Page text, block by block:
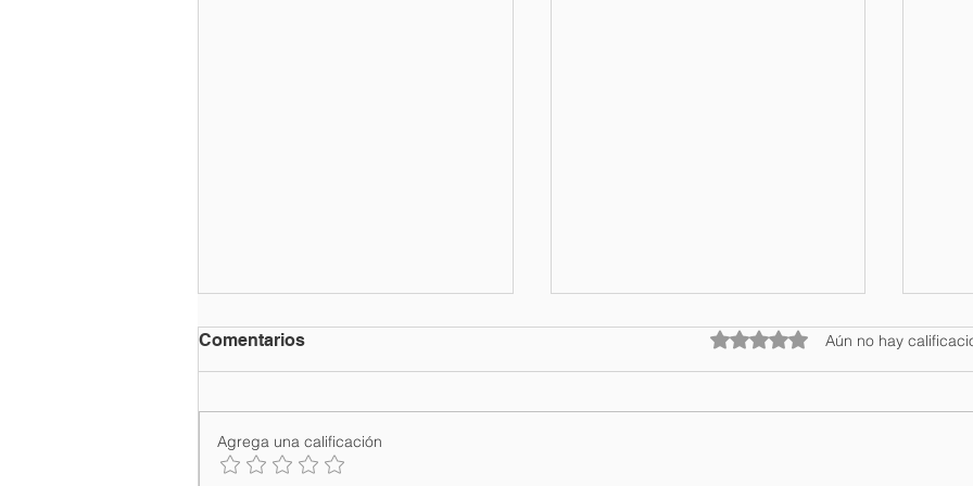
Comentarios Obtuvo 0 de 5 estrellas.
Aún no hay
Agrega una calificación